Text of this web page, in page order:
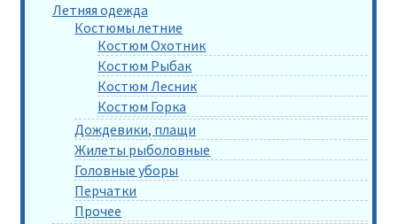
Летняя одежда
Костюмы летние
Костюм Охотник
Костюм Рыбак
Костюм Лесник
Костюм Горка
Дождевики, плащи
Жилеты рыболовные
Головные уборы
Перчатки
Прочее